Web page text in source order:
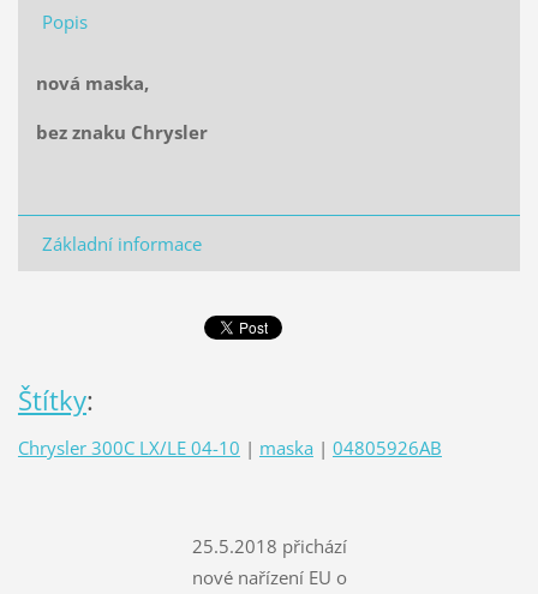
Popis
nová maska,
bez znaku Chrysler
Základní informace
Štítky:
Chrysler 300C LX/LE 04-10 | maska | 04805926AB
25.5.2018 přichází
nové nařízení EU o